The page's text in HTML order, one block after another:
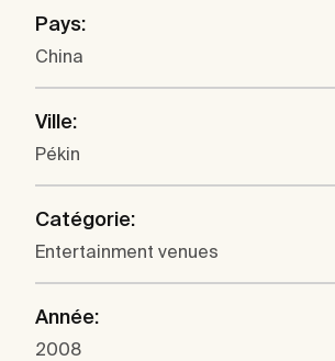
Pays:
China
Ville:
Pékin
Catégorie:
Entertainment venues
Année:
2008